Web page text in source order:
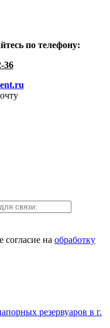
по телефону:
36
согласие на обработку
резервуаров в г.